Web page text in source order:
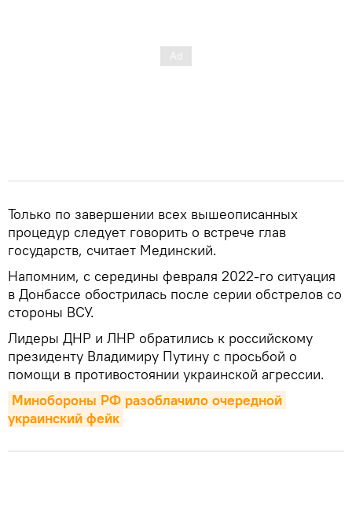
Только по завершении всех вышеописанных
процедур следует говорить о встрече глав
государств, считает Мединский.
Напомним, с середины февраля 2022-го ситуация
в Донбассе обострилась после серии обстрелов со
стороны ВСУ.
Лидеры ДНР и ЛНР обратились к российскому
президенту Владимиру Путину с просьбой о
помощи в противостоянии украинской агрессии.
Минобороны РФ разоблачило очередной
украинский фейк